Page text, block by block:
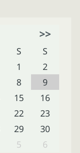
>>
S
S
1
2
8
9
15
16
22
23
29
30
5 6